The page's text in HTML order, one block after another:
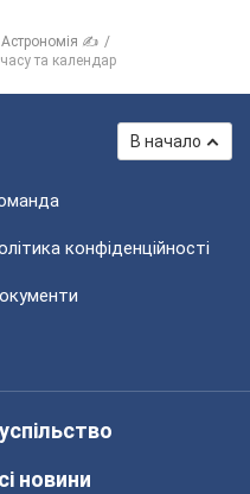
Астрономія ✍
та календар
В начало
конфіденційності
новини